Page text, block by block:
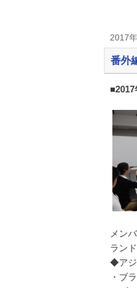
2017
番外
■2017
メン
ラン
◆アジ
・ブ